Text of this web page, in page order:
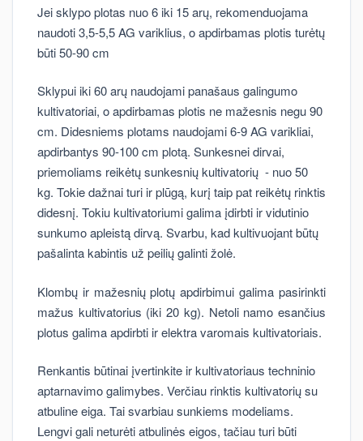
Jei sklypo plotas nuo 6 iki 15 arų, rekomenduojama
naudoti 3,5-5,5 AG variklius, o apdirbamas plotis turėtų
būti 50-90 cm
Sklypui iki 60 arų naudojami panašaus galingumo
kultivatoriai, o apdirbamas plotis ne mažesnis negu 90
cm. Didesniems plotams naudojami 6-9 AG varikliai,
apdirbantys 90-100 cm plotą. Sunkesnei dirvai,
priemoliams reikėtų sunkesnių kultivatorių - nuo 50
kg. Tokie dažnai turi ir plūgą, kurį taip pat reikėtų rinktis
didesnį. Tokiu kultivatoriumi galima įdirbti ir vidutinio
sunkumo apleistą dirvą. Svarbu, kad kultivuojant būtų
pašalinta kabintis už peilių galinti žolė.
Klombų ir mažesnių plotų apdirbimui galima pasirinkti
mažus kultivatorius (iki 20 kg). Netoli namo esančius
plotus galima apdirbti ir elektra varomais kultivatoriais.
Renkantis būtinai įvertinkite ir kultivatoriaus techninio
aptarnavimo galimybes. Verčiau rinktis kultivatorių su
atbuline eiga. Tai svarbiau sunkiems modeliams.
Lengvi gali neturėti atbulinės eigos, tačiau turi būti